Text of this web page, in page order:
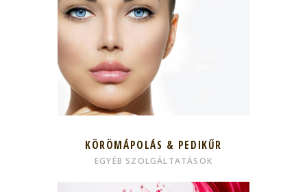
KÖRÖMÁPOLÁS & PEDIKŰR
EGYÉB SZOLGÁLTATÁSOK